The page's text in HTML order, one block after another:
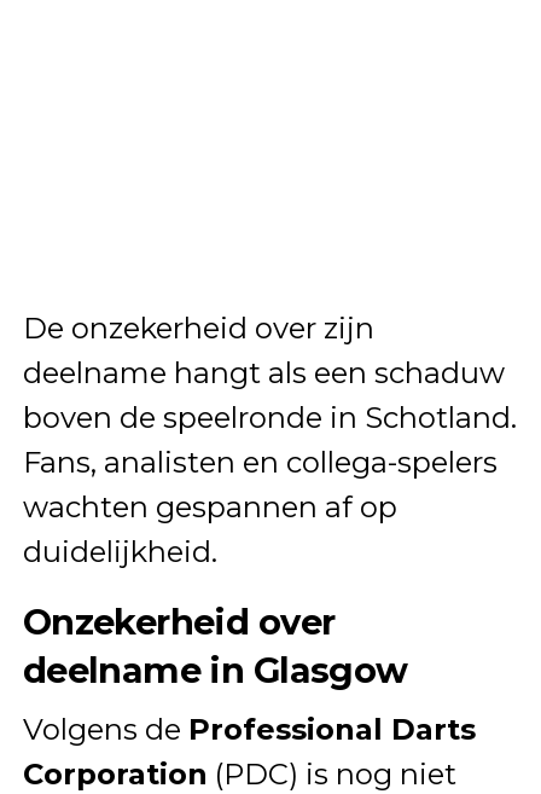
De onzekerheid over zijn
deelname hangt als een schaduw
boven de speelronde in Schotland.
Fans, analisten en collega-spelers
wachten gespannen af op
duidelijkheid.
Onzekerheid over
deelname in Glasgow
Volgens de Professional Darts
Corporation (PDC) is nog niet